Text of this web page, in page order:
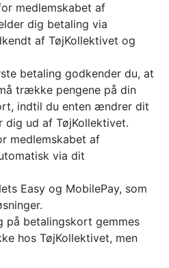
medlemskabet af
dig betaling via
af TøjKollektivet og
betaling godkender du, at
trække pengene på din
indtil du enten ændrer dit
dig ud af TøjKollektivet.
medlemskabet af
via dit
Easy og MobilePay, som
betalingskort gemmes
hos TøjKollektivet, men